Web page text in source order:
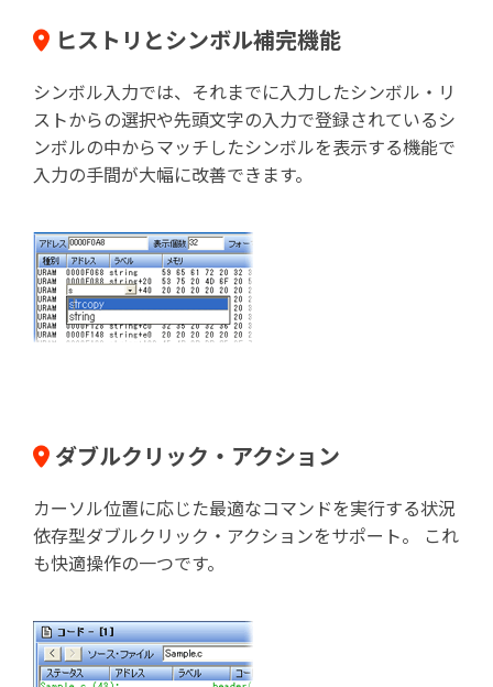
ヒストリとシンボル補完機能
シンボル入力では、それまでに入力したシンボル・リ
ストからの選択や先頭文字の入力で登録されているシ
ンボルの中からマッチしたシンボルを表示する機能で
入力の手間が大幅に改善できます。
ダブルクリック・アクション
カーソル位置に応じた最適なコマンドを実行する状況
依存型ダブルクリック・アクションをサポート。 これ
も快適操作の一つです。